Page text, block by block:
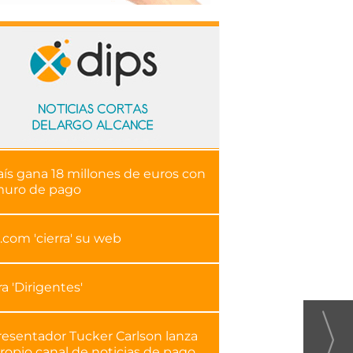
gana 18 millones de euros con
de pago
'cierra' su web
'Dirigentes'
Tucker Carlson lanza